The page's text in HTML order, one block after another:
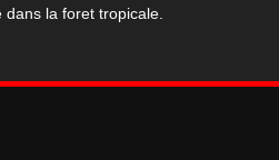
dans la foret tropicale.